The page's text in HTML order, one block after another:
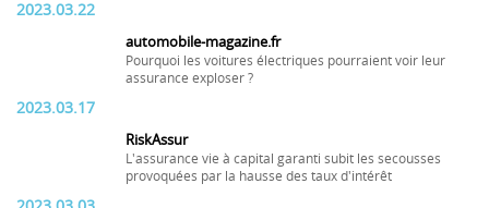
2023.03.22
automobile-magazine.fr
Pourquoi les voitures électriques pourraient voir leur
assurance exploser ?
2023.03.17
RiskAssur
L'assurance vie à capital garanti subit les secousses
provoquées par la hausse des taux d'intérêt